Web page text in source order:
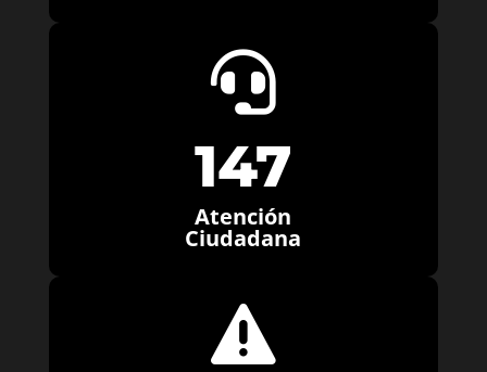

147
Atención
Ciudadana
